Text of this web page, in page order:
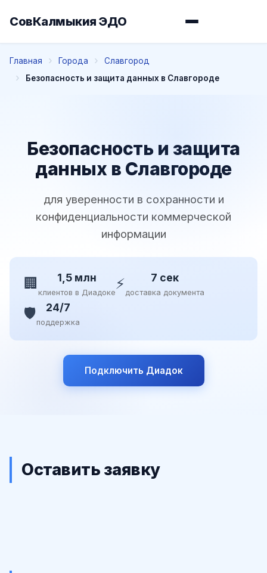
СовКалмыкия ЭДО
Главная Города
Славгород
Безопасность и защита данных в Славгороде
Безопасность и защита
данных в Славгороде
для уверенности в сохранности и
конфиденциальности коммерческой
информации
🏢 1,5 млн
клиентов в Диадоке⚡ 7 сек
доставка документа
🛡️ 24/7
поддержка
Подключить Диадок
Оставить заявку